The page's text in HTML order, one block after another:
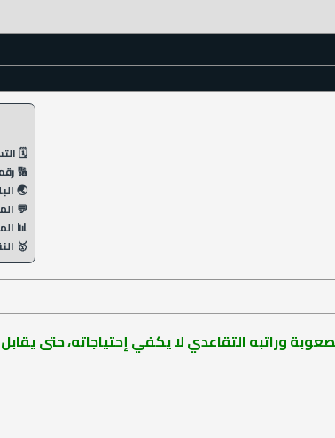
🗓️
🔢
🌏
💬
📊
🥇
وراتبه التقاعدي لا يكفي إحتياجاته، حتى